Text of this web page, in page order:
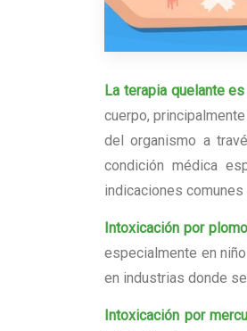
La terapia quelante
cuerpo,
del organismo a
condición médica
indicaciones
Intoxicación por
especialmente en
en industrias donde
Intoxicación por